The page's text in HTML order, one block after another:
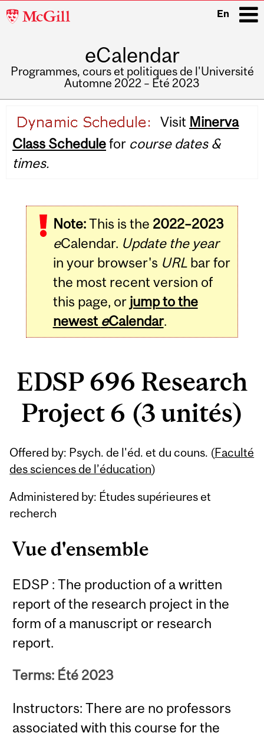
McGill
En
eCalendar
Programmes, cours et politiques de l'Université
Automne 2022 – Été 2023
navigation
Visit Minerva
Class Schedulefor course dates &
times.
Note:This is the 2022–2023
eCalendar. Update the year
in your browser's URLbar for
the most recent version of
this page, or jump to the
newest eCalendar.
EDSP 696 Research
Project 6 (3 unités)
Offered by: Psych. de l'éd. et du couns. (Faculté
des sciences de l’éducation)
Administered by: Études supérieures et
recherch
Vue d'ensemble
EDSP : The production of a written
report of the research project in the
form of a manuscript or research
report.
Terms: Été 2023
Instructors: There are no professors
associated with this course for the
Related
Content